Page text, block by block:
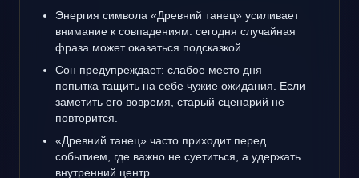
Энергия символа «Древний танец» усиливает
внимание к совпадениям: сегодня случайная
фраза может оказаться подсказкой.
Сон предупреждает: слабое место дня —
попытка тащить на себе чужие ожидания. Если
заметить его вовремя, старый сценарий не
повторится.
«Древний танец» часто приходит перед
событием, где важно не суетиться, а удержать
внутренний центр.